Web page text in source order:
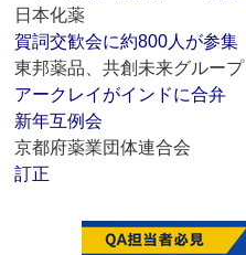
日本化薬
賀詞交歓会に約800人が参集
東邦薬品、共創未来グループ
アークレイがインドに合弁
新年互例会
京都府薬業団体連合会
訂正